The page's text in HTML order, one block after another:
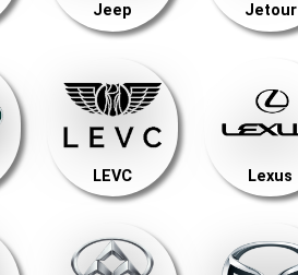
Jeep Jetour
LEVC Lexus